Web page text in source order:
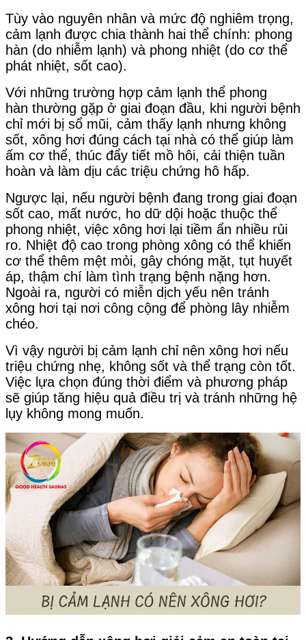
Tùy vào nguyên nhân và mức độ nghiêm trọng,
cảm lạnh được chia thành hai thể chính: phong
hàn (do nhiễm lạnh) và phong nhiệt (do cơ thể
phát nhiệt, sốt cao).
Với những trường hợp cảm lạnh thể phong
hàn thường gặp ở giai đoạn đầu, khi người bệnh
chỉ mới bị sổ mũi, cảm thấy lạnh nhưng không
sốt, xông hơi đúng cách tại nhà có thể giúp làm
ấm cơ thể, thúc đẩy tiết mồ hôi, cải thiện tuần
hoàn và làm dịu các triệu chứng hô hấp.
Ngược lại, nếu người bệnh đang trong giai đoạn
sốt cao, mất nước, ho dữ dội hoặc thuộc thể
phong nhiệt, việc xông hơi lại tiềm ẩn nhiều rủi
ro. Nhiệt độ cao trong phòng xông có thể khiến
cơ thể thêm mệt mỏi, gây chóng mặt, tụt huyết
áp, thậm chí làm tình trạng bệnh nặng hơn.
Ngoài ra, người có miễn dịch yếu nên tránh
xông hơi tại nơi công cộng để phòng lây nhiễm
chéo.
Vì vậy người bị cảm lạnh chỉ nên xông hơi nếu
triệu chứng nhẹ, không sốt và thể trạng còn tốt.
Việc lựa chọn đúng thời điểm và phương pháp
sẽ giúp tăng hiệu quả điều trị và tránh những hệ
lụy không mong muốn.